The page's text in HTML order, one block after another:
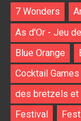
7 Wonders
As d'Or - Jeu
Blue Orange
Cocktail Games
des bretzels et
Festival